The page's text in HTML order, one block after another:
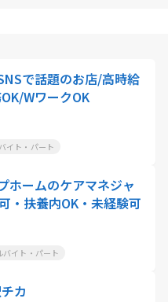
で話題のお店/高時給
WワークOK
イト・パート
ホームのケアマネジャ
・扶養内OK・未経験可
バイト・パート
カ